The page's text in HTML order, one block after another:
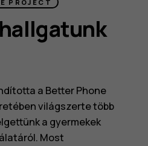
PROJECT
a Better Phone
világszerte több
a gyermekek
Most